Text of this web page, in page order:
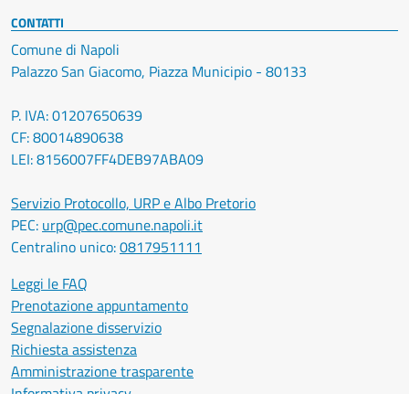
CONTATTI
Comune di Napoli
Palazzo San Giacomo, Piazza Municipio - 80133
P. IVA: 01207650639
CF: 80014890638
LEI: 8156007FF4DEB97ABA09
Servizio Protocollo, URP e Albo Pretorio
PEC: urp@pec.comune.napoli.it
Centralino unico:0817951111
Leggi le FAQ
Prenotazione appuntamento
Segnalazione disservizio
Richiesta assistenza
Amministrazione trasparente